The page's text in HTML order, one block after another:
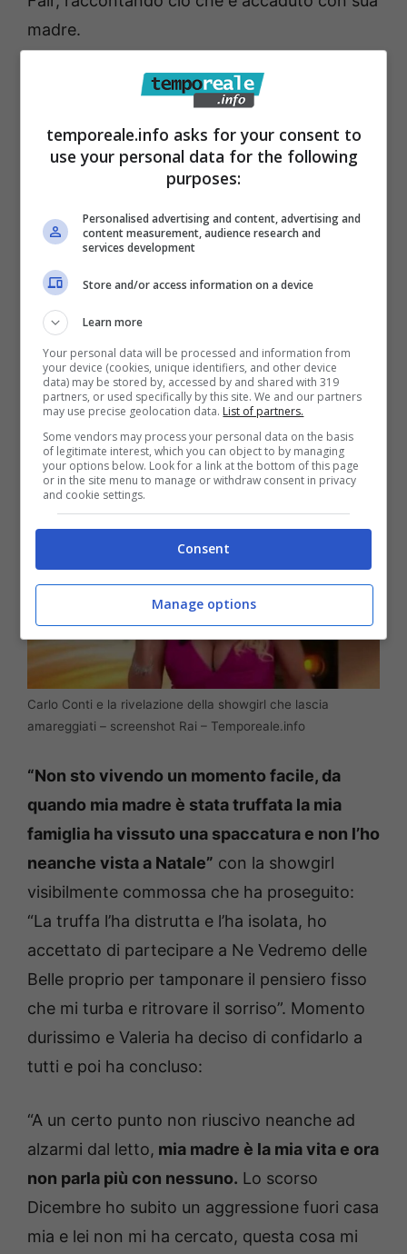
madre.
Carlo Conti e la rivelazione
della showgirl che lascia
amareggiati
Valeria Marini sta vivendo momenti difficili e
nel corso dell’intervista ha parlato delle
difficoltà di sua madre, un’anziana signora di
87 anni. La donna ha subito
ai Bitcoin di circa 350 mila euro tra il 2018 e il
2019 e da quel momento non si è più ripresa
psicologicamente. Valeria ha parlato cosi
durante l’intervista raccontando il suo dolore:
Carlo Conti e la rivelazione della showgirl che lascia
amareggiati – screenshot Rai – Temporeale.info
“Non sto vivendo un momento facile, da
quando mia madre è stata truffata la mia
famiglia ha vissuto una spaccatura e non l’ho
neanche vista a Natale” con la showgirl
visibilmente commossa che ha proseguito:
“La truffa l’ha distrutta e l’ha isolata, ho
accettato di partecipare a Ne Vedremo delle
Belle proprio per tamponare il pensiero fisso
che mi turba e ritrovare il sorriso”. Momento
durissimo e Valeria ha deciso di confidarlo a
tutti e poi ha concluso:
“A un certo punto non riuscivo neanche ad
alzarmi dal letto, mia madre è la mia vita e ora
non parla più con nessuno. Lo scorso
Dicembre ho subito un aggressione fuori casa
mia e lei non mi ha cercato, questa cosa mi
temporeale.info asks for your consent to
use your personal data for the following
purposes:
Personalised advertising and content, advertising and
content measurement, audience research and
services development
Store and/or access information on a device
Learn more
Your personal data will be processed and information from
your device (cookies, unique identifiers, and other device
data) may be stored by, accessed by and shared with 319
partners, or used specifically by this site. We and our partners
may use precise geolocation data. List of partners.
Some vendors may process your personal data on the basis
of legitimate interest, which you can object to by managing
your options below. Look for a link at the bottom of this page
or in the site menu to manage or withdraw consent in privacy
and cookie settings.
Consent
Manage options